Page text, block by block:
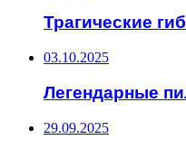
Трагические
03.10.2025
Легендарные
29.09.2025